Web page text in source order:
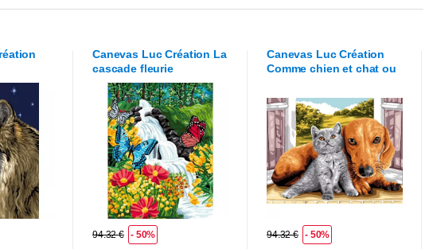
Canevas Luc Création La
cascade fleurie
94.32 € - 50%
Canevas Luc Création
Comme chien et chat ou
94.32 € - 50%